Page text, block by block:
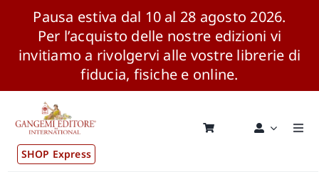
Pausa estiva dal 10 al 28 agosto 2026.
Per l’acquisto delle nostre edizioni vi
invitiamo a rivolgervi alle vostre librerie di
fiducia, fisiche e online.
contenuto
SHOP Express
Pubblicazioni